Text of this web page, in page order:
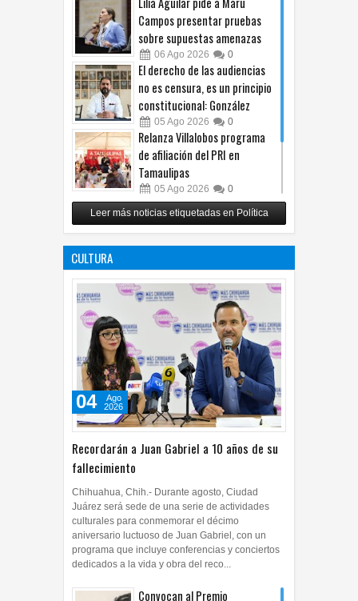
Lilia Aguilar pide a Maru
Campos presentar pruebas
sobre supuestas amenazas
06 Ago 2026 0
El derecho de las audiencias
no es censura, es un principio
constitucional: González
05 Ago 2026 0
Relanza Villalobos programa
de afiliación del PRI en
Tamaulipas
05 Ago 2026 0
Toma Lozoya liderazgo de MC
en Chihuahua y plantea
fortalecerlo rumbo a 2027
Leer más noticias etiquetadas en Política
CULTURA
Recordarán a Juan Gabriel a 10 años de su
fallecimiento
04
Ago
2026
Chihuahua, Chih.- Durante agosto, Ciudad
Juárez será sede de una serie de actividades
culturales para conmemorar el décimo
aniversario luctuoso de Juan Gabriel, con un
programa que incluye conferencias y conciertos
dedicados a la vida y obra del reco...